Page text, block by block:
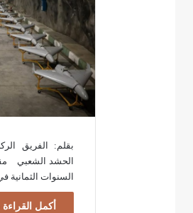
بقلم: الفريق
الحشد الشعبي
السنوات الثمانية
أكمل القراءة